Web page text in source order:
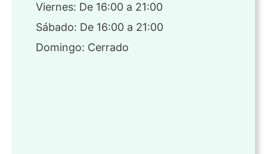
Viernes: De 16:00 a 21:00
Sábado: De 16:00 a 21:00
Domingo: Cerrado